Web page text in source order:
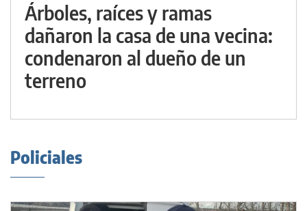
Árboles, raíces y ramas
dañaron la casa de una vecina:
condenaron al dueño de un
terreno
Policiales